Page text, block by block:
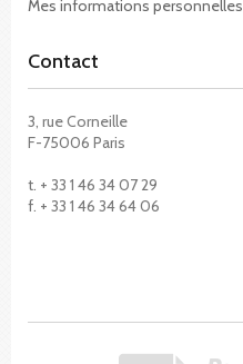
Mes informations personnelles
Contact
3, rue Corneille
F-75006 Paris
t. + 33 1 46 34 07 29
f. + 33 1 46 34 64 06